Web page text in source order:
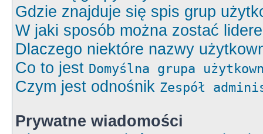
Gdzie znajduje się spis grup
W jaki sposób można zostać
Dlaczego niektóre nazwy
Co to jest Domyślna grupa
Czym jest odnośnik Zespół
Prywatne wiadomości